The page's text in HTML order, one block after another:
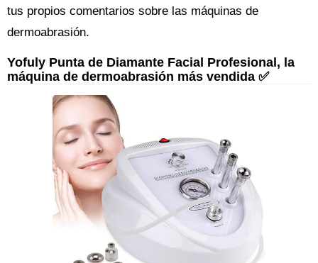
tus propios comentarios sobre las máquinas de
dermoabrasión.
Yofuly Punta de Diamante Facial Profesional, la
máquina de dermoabrasión más vendida ✅